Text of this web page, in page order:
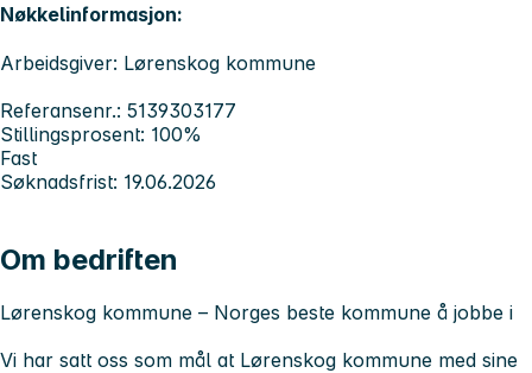
Nøkkelinformasjon:
Arbeidsgiver: Lørenskog kommune
Referansenr.: 5139303177
Stillingsprosent: 100%
Fast
Søknadsfrist: 19.06.2026
Om bedriften
Lørenskog kommune – Norges beste kommune å jobbe i
Vi har satt oss som mål at Lørenskog kommune med sine